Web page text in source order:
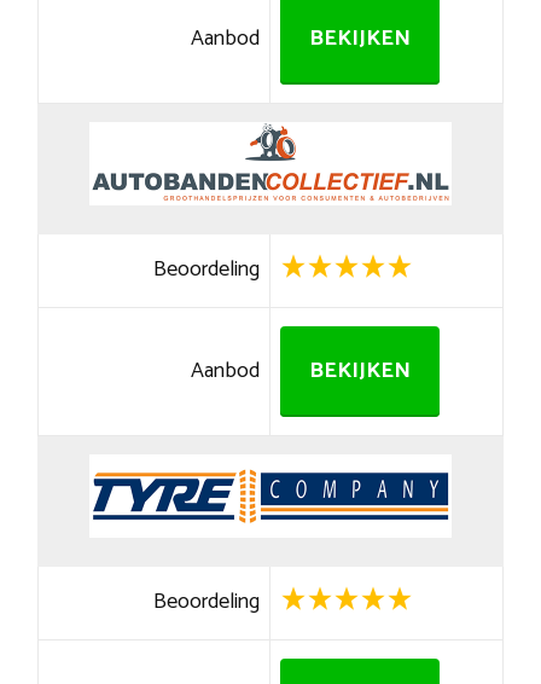
Aanbod BEKIJKEN
Beoordeling
Aanbod BEKIJKEN
Beoordeling